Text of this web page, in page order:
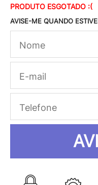
PRODUTO ESGOTADO :(
AVISE-ME QUANDO